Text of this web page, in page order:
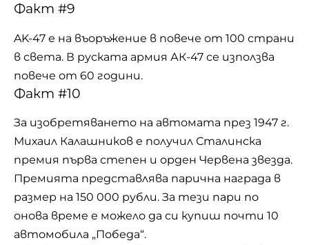
Факт #9
AK-47 е на въоръжение в повече от 100 страни
в света. В руската армия АК-47 се използва
повече от 60 години.
Факт #10
За изобретяването на автомата през 1947 г.
Михаил Калашников е получил Сталинска
премия първа степен и орден Червена звезда.
Премията представлява парична награда в
размер на 150 000 рубли. За тези пари по
онова време е можело да си купиш почти 10
автомобила „Победа“.